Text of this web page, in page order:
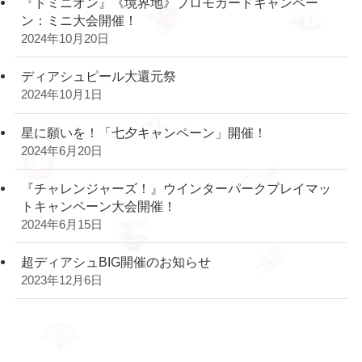
ン：ミニ大会開催！
2024年10月20日
ディアシュピール大還元祭
2024年10月1日
星に願いを！「七夕キャンペーン」開催！
2024年6月20日
『チャレンジャーズ！』ウインターパークプレイマッ
トキャンペーン大会開催！
2024年6月15日
超ディアシュBIG開催のお知らせ
2023年12月6日